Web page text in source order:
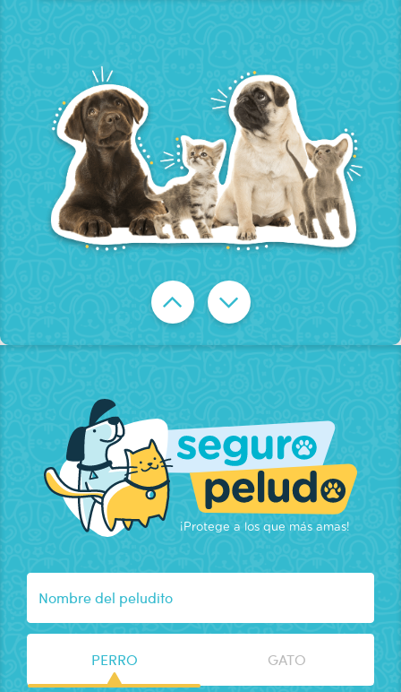
¡Protege a los que más amas!
Nombre del peludito
PERRO GATO